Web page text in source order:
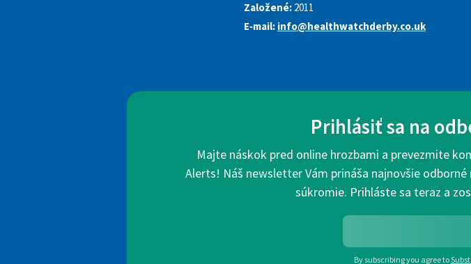
Založené: 2011
E‑mail: info@healthwatchderby.co.uk
Prihlásiť sa na
Majte náskok pred online hrozbami a prevezmite
Alerts! Náš newsletter Vám prináša najnovšie
súkromie. Prihláste sa teraz a
By subscribing you agree to